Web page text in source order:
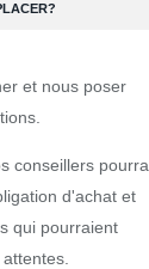
et nous poser
conseillers pourra
d'achat et
qui pourraient